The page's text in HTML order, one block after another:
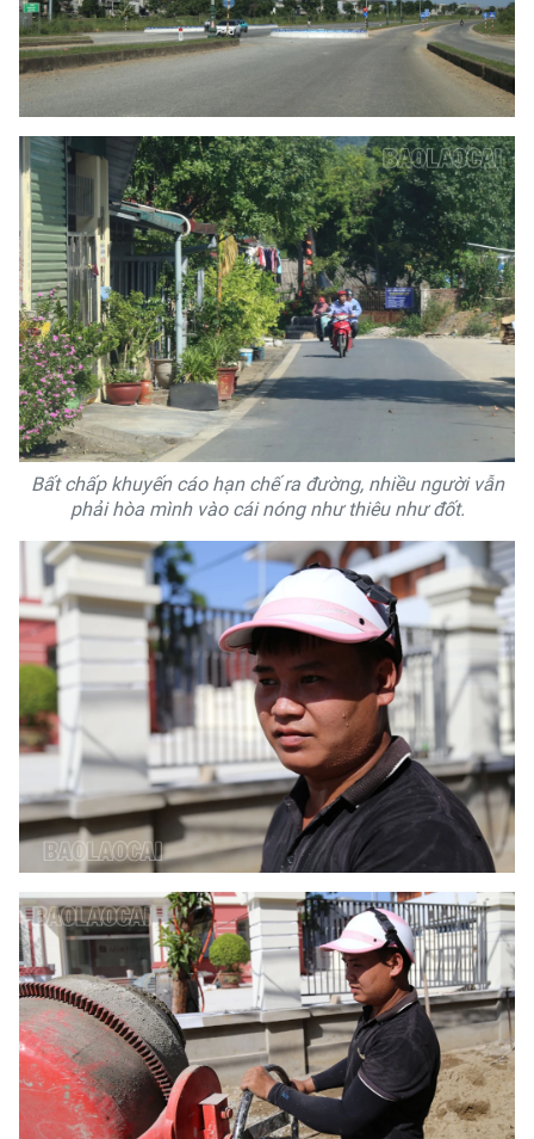
Bất chấp khuyến cáo hạn chế ra đường, nhiều người vẫn
phải hòa mình vào cái nóng như thiêu như đốt.